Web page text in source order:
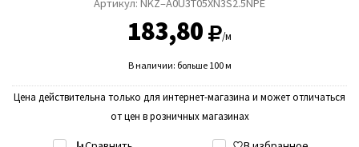
Артикул: NKZ–A0U3Т05XN3S2.5NPE
183,80 /м
В наличии: больше 100 м
Цена действительна только для интернет-магазина и может отличаться
от цен в розничных магазинах